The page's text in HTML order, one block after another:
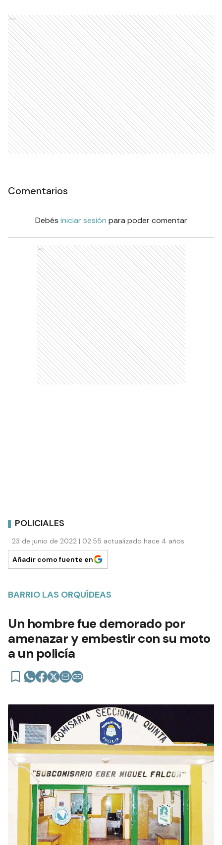
Ads
Comentarios
Debés iniciar sesión para poder comentar
Ads
POLICIALES
23 de junio de 2022 | 02:55 actualizado hace 4 años
Añadir como fuente en
BARRIO LAS ORQUÍDEAS
Un hombre fue demorado por
amenazar y embestir con su moto
a un policía